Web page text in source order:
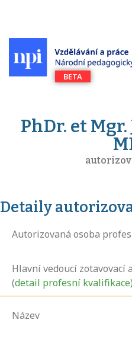
PhDr. et
Detaily
Autorizovaná osoba
Hlavní vedoucí zotavovací
(detail profesní kvalifikace)
Název